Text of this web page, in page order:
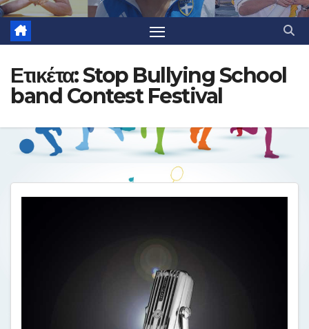
Ετικέτα:Stop Bullying School
band Contest Festival